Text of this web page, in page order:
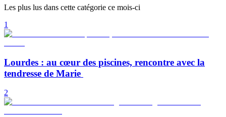
Les plus lus dans cette catégorie ce mois-ci
1
Lourdes : au cœur des piscines, rencontre avec la
tendresse de Marie
2